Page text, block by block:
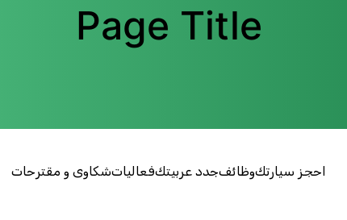
Page Title
احجز سيارتكوظائفجدد عربيتكفعالياتشكاوى و مقترحات